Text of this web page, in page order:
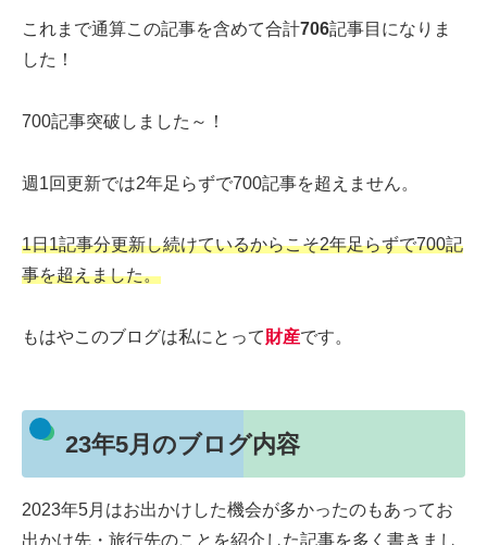
これまで通算この記事を含めて合計706記事目になりま
した！
700記事突破しました～！
週1回更新では2年足らずで700記事を超えません。
1日1記事分更新し続けているからこそ2年足らずで700記
事を超えました。
もはやこのブログは私にとって財産です。
23年5月のブログ内容
2023年5月はお出かけした機会が多かったのもあってお
出かけ先・旅行先のことを紹介した記事を多く書きまし